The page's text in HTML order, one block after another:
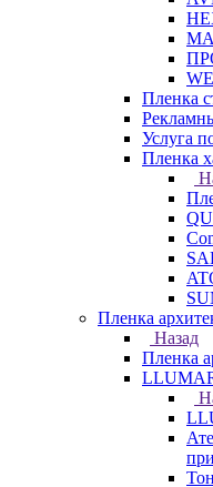
Пленка
Услуга
Пленка
Пленка
Назад
Пленка